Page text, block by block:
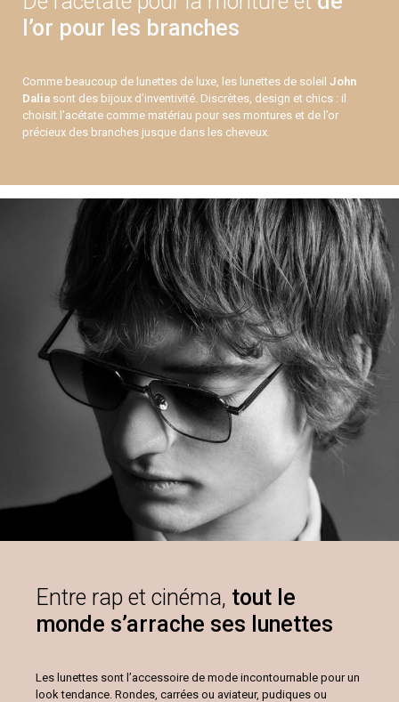
l’or pour les branches
Comme beaucoup de lunettes de luxe, les lunettes de soleil John
Dalia sont des bijoux d’inventivité. Discrètes, design et chics : il
choisit l’acétate comme matériau pour ses montures et de l’or
précieux des branches jusque dans les cheveux.
Entre rap et cinéma, tout le
monde s’arrache ses lunettes
Les lunettes sont l’accessoire de mode incontournable pour un
look tendance. Rondes, carrées ou aviateur, pudiques ou